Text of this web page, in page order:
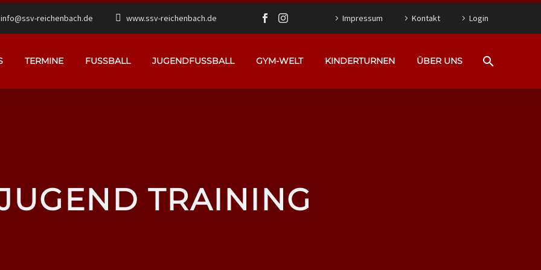
info@ssv-reichenbach.de www.ssv-reichenbach.de Impressum Kontakt Login
TERMINE FUSSBALL JUGENDFUSSBALL GYM-WELT KINDERTURNEN ÜBER UNS
TRAINING